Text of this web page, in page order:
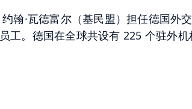
翰·瓦德富尔（基民盟）担任德国外
工。德国在全球共设有 225 个驻外机